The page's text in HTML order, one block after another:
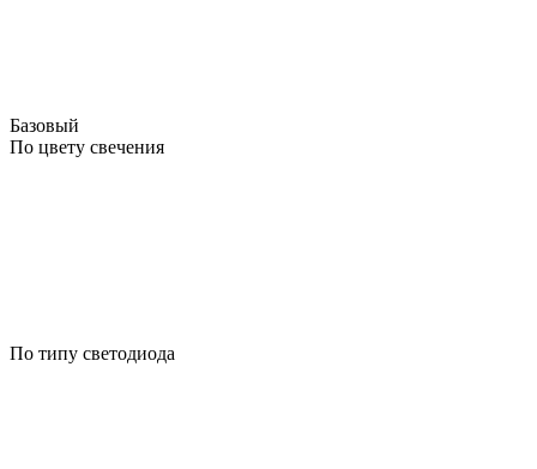
Базовый
По цвету свечения
По типу светодиода